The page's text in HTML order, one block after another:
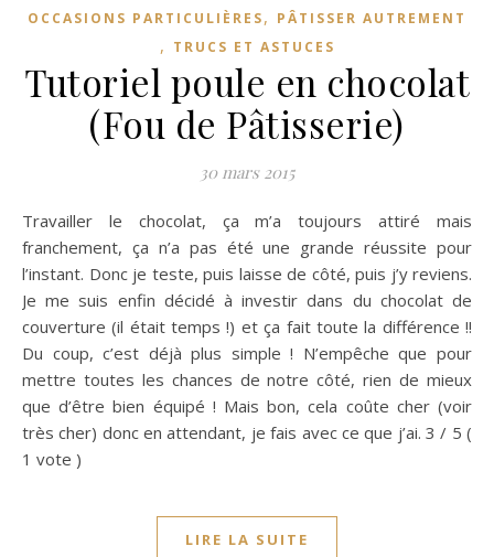
OCCASIONS PARTICULIÈRES, PÂTISSER AUTREMENT
, TRUCS ET ASTUCES
Tutoriel poule en chocolat
(Fou de Pâtisserie)
30 mars 2015
Travailler le chocolat, ça m’a toujours attiré mais
franchement, ça n’a pas été une grande réussite pour
l’instant. Donc je teste, puis laisse de côté, puis j’y reviens.
Je me suis enfin décidé à investir dans du chocolat de
couverture (il était temps !) et ça fait toute la différence !!
Du coup, c’est déjà plus simple ! N’empêche que pour
mettre toutes les chances de notre côté, rien de mieux
que d’être bien équipé ! Mais bon, cela coûte cher (voir
très cher) donc en attendant, je fais avec ce que j’ai. 3 / 5 (
1 vote )
LIRE LA SUITE